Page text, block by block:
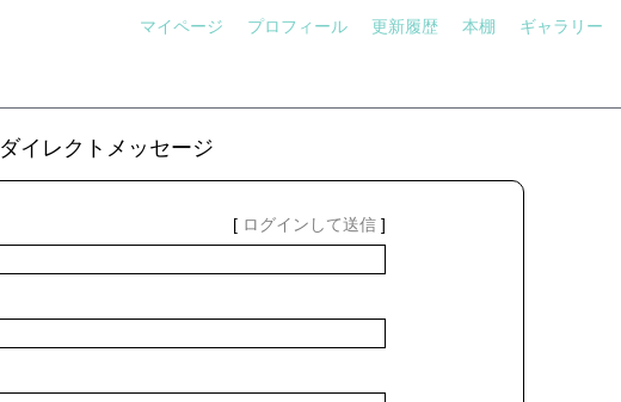
マイページ プロフィール 更新履歴 本棚 ギャラリー
ダイレクトメッセージ
[ ログインして送信]